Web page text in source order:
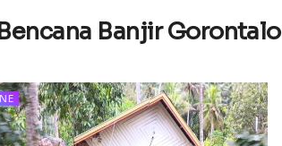
Banjir Gorontalo